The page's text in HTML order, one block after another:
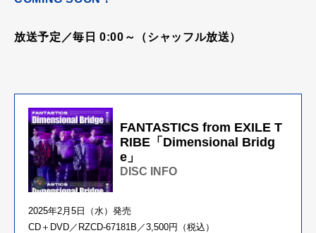
放送予定／毎日 0:00～（シャッフル放送）
FANTASTICS from EXILE T
RIBE「Dimensional Bridg
e」
DISC INFO
2025年2月5日（水）発売
CD＋DVD／RZCD-67181B／3,500円（税込）